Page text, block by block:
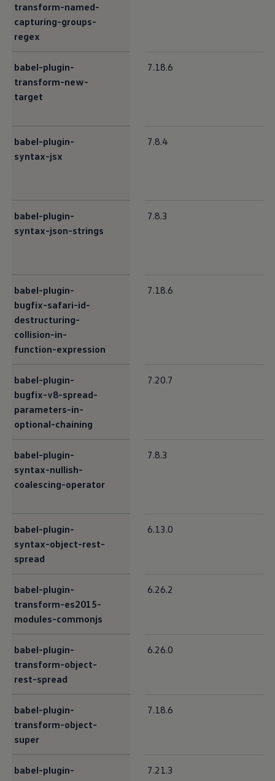
transform-named-
capturing-groups-
regex
babel-plugin-
transform-new-
target
7.18.6
babel-plugin-
syntax-jsx
7.8.4
babel-plugin-
syntax-json-strings
7.8.3
babel-plugin-
bugfix-safari-id-
destructuring-
collision-in-
function-expression
7.18.6
babel-plugin-
bugfix-v8-spread-
parameters-in-
optional-chaining
7.20.7
babel-plugin-
syntax-nullish-
coalescing-operator
7.8.3
babel-plugin-
syntax-object-rest-
spread
6.13.0
babel-plugin-
transform-es2015-
modules-commonjs
6.26.2
babel-plugin-
transform-object-
rest-spread
6.26.0
babel-plugin-
transform-object-
super
7.18.6
babel-plugin-
7.21.3